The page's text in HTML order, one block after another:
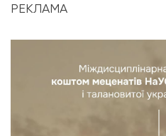
РЕКЛАМА